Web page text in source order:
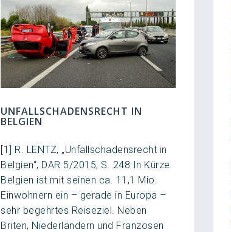
UNFALLSCHADENSRECHT IN
BELGIEN
[1] R. LENTZ, „Unfallschadensrecht in
Belgien“, DAR 5/2015, S. 248 In Kürze
Belgien ist mit seinen ca. 11,1 Mio.
Einwohnern ein – gerade in Europa –
sehr begehrtes Reiseziel. Neben
Briten, Niederländern und Franzosen